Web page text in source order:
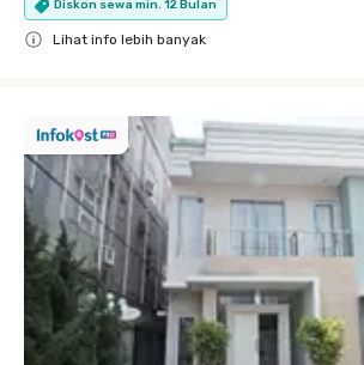
Diskon sewa min. 12 Bulan
Lihat info lebih banyak